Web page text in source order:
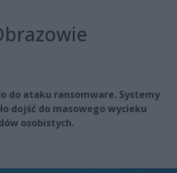
do ataku ransomware. Systemy
dojść do masowego wycieku
osobistych.